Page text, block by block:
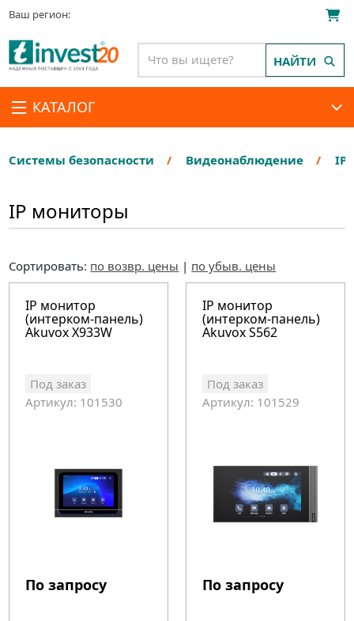
Ваш регион:
КАТАЛОГ
НАЙТИ
Системы безопасности Видеонаблюдение
IP мониторы
Сортировать: по возвр. цены | по убыв. цены
IP монитор
(интерком-панель)
Akuvox X933W
Под заказ
Артикул: 101530
По запросу
IP монитор
(интерком-панель)
Akuvox S562
Под заказ
Артикул: 101529
По запросу